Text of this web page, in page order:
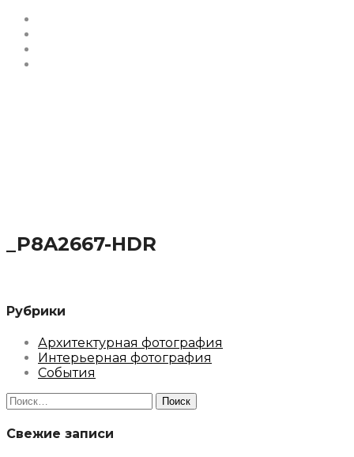
_P8A2667-HDR
Рубрики
Архитектурная фотография
Интерьерная фотография
События
Найти:
Свежие записи